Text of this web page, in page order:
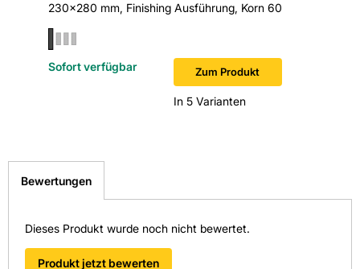
230x280 mm, Finishing Ausführung, Korn 60
Zum Produkt
In 5 Varianten
Sofort verfügbar
Bewertungen
Dieses Produkt wurde noch nicht bewertet.
Produkt jetzt bewerten